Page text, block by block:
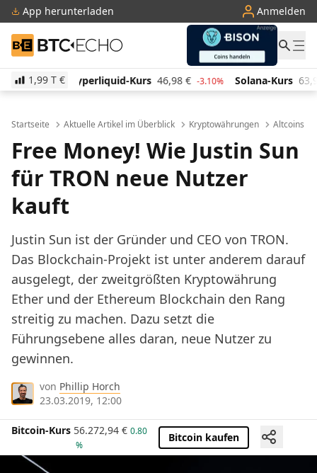
App herunterladen Anmelden
BTC-ECHO
1,99 T €
Kurs 46,98 € -3.10% Solana-Kurs 63,94 € 1.20% TRON-
Startseite Aktuelle Artikel im Überblick Kryptowährungen Altcoins
Free Money! Wie Justin Sun
für TRON neue Nutzer
kauft
Justin Sun ist der Gründer und CEO von TRON.
Das Blockchain-Projekt ist unter anderem darauf
ausgelegt, der zweitgrößten Kryptowährung
Ether und der Ethereum Blockchain den Rang
streitig zu machen. Dazu setzt die
Führungsebene alles daran, neue Nutzer zu
gewinnen.
von Phillip Horch
23.03.2019, 12:00
Bitcoin-Kurs 56.272,94 € 0.80
%
Bitcoin kaufen